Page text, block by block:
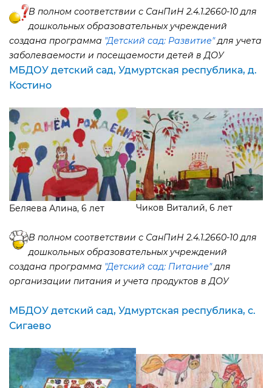
полном соответствии с СанПиН 2.4.1.2660-10 для
дошкольных образовательных учреждений
создана программа "Детский сад: Развитие"для учета
заболеваемости и посещаемости детей в ДОУ
МБДОУ детский сад, Удмуртская республика, д.
Костино
Беляева Алина, 6 лет Чиков Виталий, 6 лет
полном соответствии с СанПиН 2.4.1.2660-10 для
дошкольных образовательных учреждений
создана программа "Детский сад: Питание"для
организации питания и учета продуктов в ДОУ
МБДОУ детский сад, Удмуртская республика, с.
Сигаево